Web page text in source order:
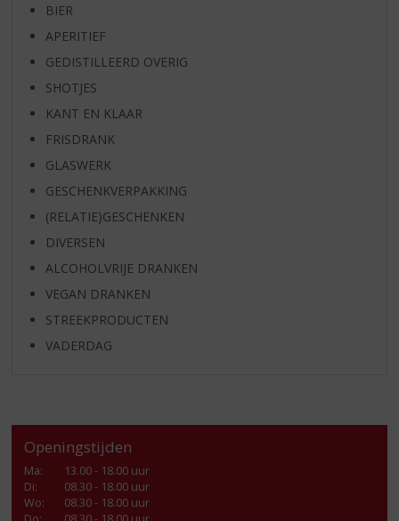
BIER
APERITIEF
GEDISTILLEERD OVERIG
SHOTJES
KANT EN KLAAR
FRISDRANK
GLASWERK
GESCHENKVERPAKKING
(RELATIE)GESCHENKEN
DIVERSEN
ALCOHOLVRIJE DRANKEN
VEGAN DRANKEN
STREEKPRODUCTEN
VADERDAG
Openingstijden
Ma:
13.00 - 18.00 uur
Di:
08.30 - 18.00 uur
Wo:
08.30 - 18.00 uur